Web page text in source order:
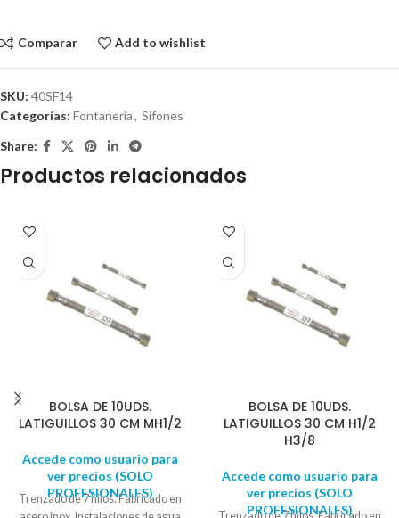
Comparar Add to wishlist
SKU: 40SF14
Categorías: Fontanería, Sifones
Share:
Productos relacionados
BOLSA DE 10UDS.
LATIGUILLOS 30 CM MH1/2
Accede como usuario para
ver precios (SOLO
PROFESIONALES)
Trenzado de 7 hilos. Fabricado en
BOLSA DE 10UDS.
LATIGUILLOS 30 CM H1/2
H3/8
Accede como usuario para
ver precios (SOLO
PROFESIONALES)